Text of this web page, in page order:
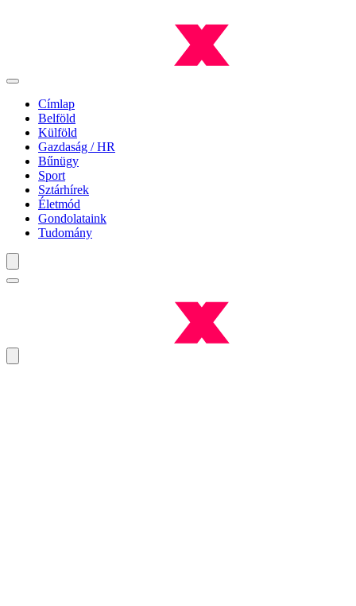
Címlap
Belföld
Külföld
Gazdaság / HR
Bűnügy
Sport
Sztárhírek
Életmód
Gondolataink
Tudomány